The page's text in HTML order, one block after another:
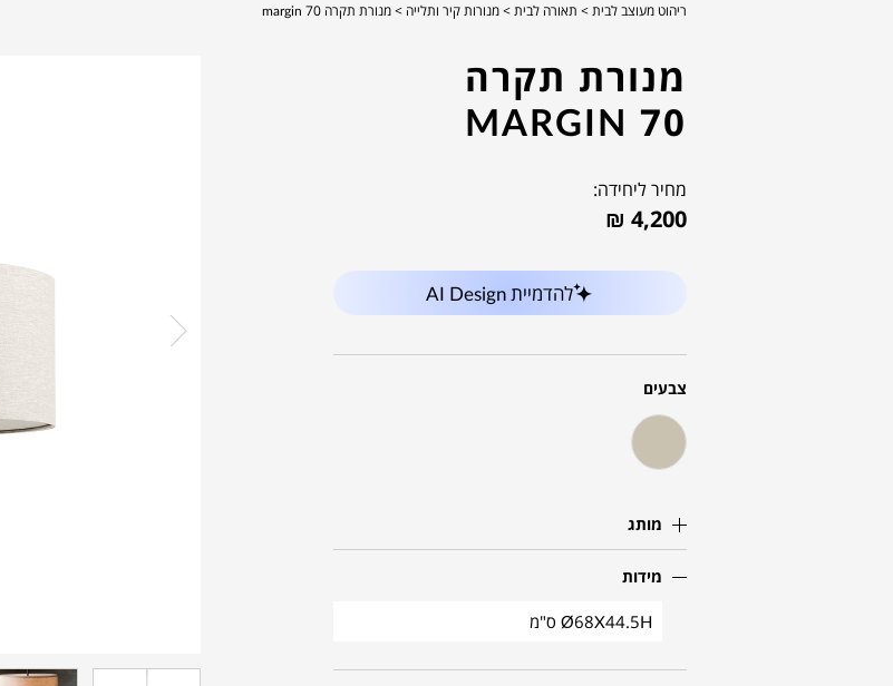
ריהוט מעוצב לבית > תאורה לבית > מנורות קיר ותלייה > מנורת תקרה margin 70
מנורת תקרה
MARGIN 70
מחיר ליחידה:
₪ 4,200
להדמיית AI Design
צבעים
מותג
מידות
Ø68X44.5H ס"מ